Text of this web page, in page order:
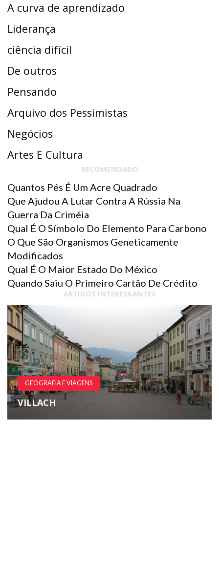
A curva de aprendizado
Liderança
ciência difícil
De outros
Pensando
Arquivo dos Pessimistas
Negócios
Artes E Cultura
RECOMENDADO
Quantos Pés É Um Acre Quadrado
Que Ajudou A Lutar Contra A Rússia Na
Guerra Da Criméia
Qual É O Símbolo Do Elemento Para Carbono
O Que São Organismos Geneticamente
Modificados
Qual É O Maior Estado Do México
Quando Saiu O Primeiro Cartão De Crédito
ARTIGOS INTERESSANTES
GEOGRAFIA E VIAGENS
VILLACH